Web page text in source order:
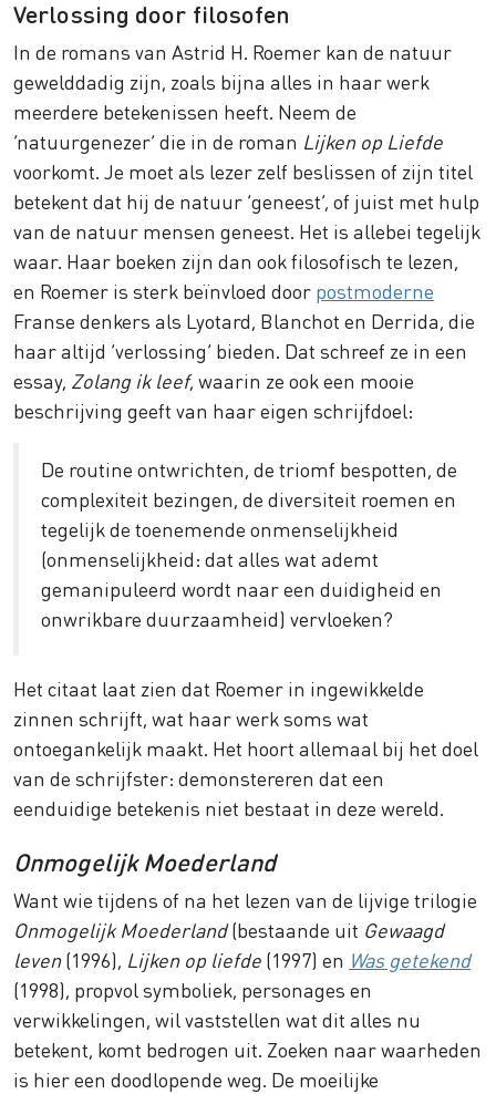
Verlossing door filosofen
In de romans van Astrid H. Roemer kan de natuur
gewelddadig zijn, zoals bijna alles in haar werk
meerdere betekenissen heeft. Neem de
‘natuurgenezer’ die in de roman Lijken op Liefde
voorkomt. Je moet als lezer zelf beslissen of zijn titel
betekent dat hij de natuur ‘geneest’, of juist met hulp
van de natuur mensen geneest. Het is allebei tegelijk
waar. Haar boeken zijn dan ook filosofisch te lezen,
en Roemer is sterk beïnvloed door postmoderne
Franse denkers als Lyotard, Blanchot en Derrida, die
haar altijd ‘verlossing’ bieden. Dat schreef ze in een
essay, Zolang ik leef, waarin ze ook een mooie
beschrijving geeft van haar eigen schrijfdoel:
De routine ontwrichten, de triomf bespotten, de
complexiteit bezingen, de diversiteit roemen en
tegelijk de toenemende onmenselijkheid
(onmenselijkheid: dat alles wat ademt
gemanipuleerd wordt naar een duidigheid en
onwrikbare duurzaamheid) vervloeken?
Het citaat laat zien dat Roemer in ingewikkelde
zinnen schrijft, wat haar werk soms wat
ontoegankelijk maakt. Het hoort allemaal bij het doel
van de schrijfster: demonstereren dat een
eenduidige betekenis niet bestaat in deze wereld.
Onmogelijk Moederland
Want wie tijdens of na het lezen van de lijvige trilogie
Onmogelijk Moederland(bestaande uit Gewaagd
leven(1996), Lijken op liefde (1997) en Was getekend
(1998), propvol symboliek, personages en
verwikkelingen, wil vaststellen wat dit alles nu
betekent, komt bedrogen uit. Zoeken naar waarheden
is hier een doodlopende weg. De moeilijke